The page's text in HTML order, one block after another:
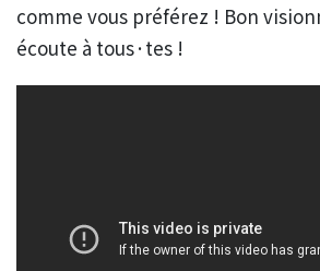
comme vous préférez ! Bon
écoute à tous·tes !